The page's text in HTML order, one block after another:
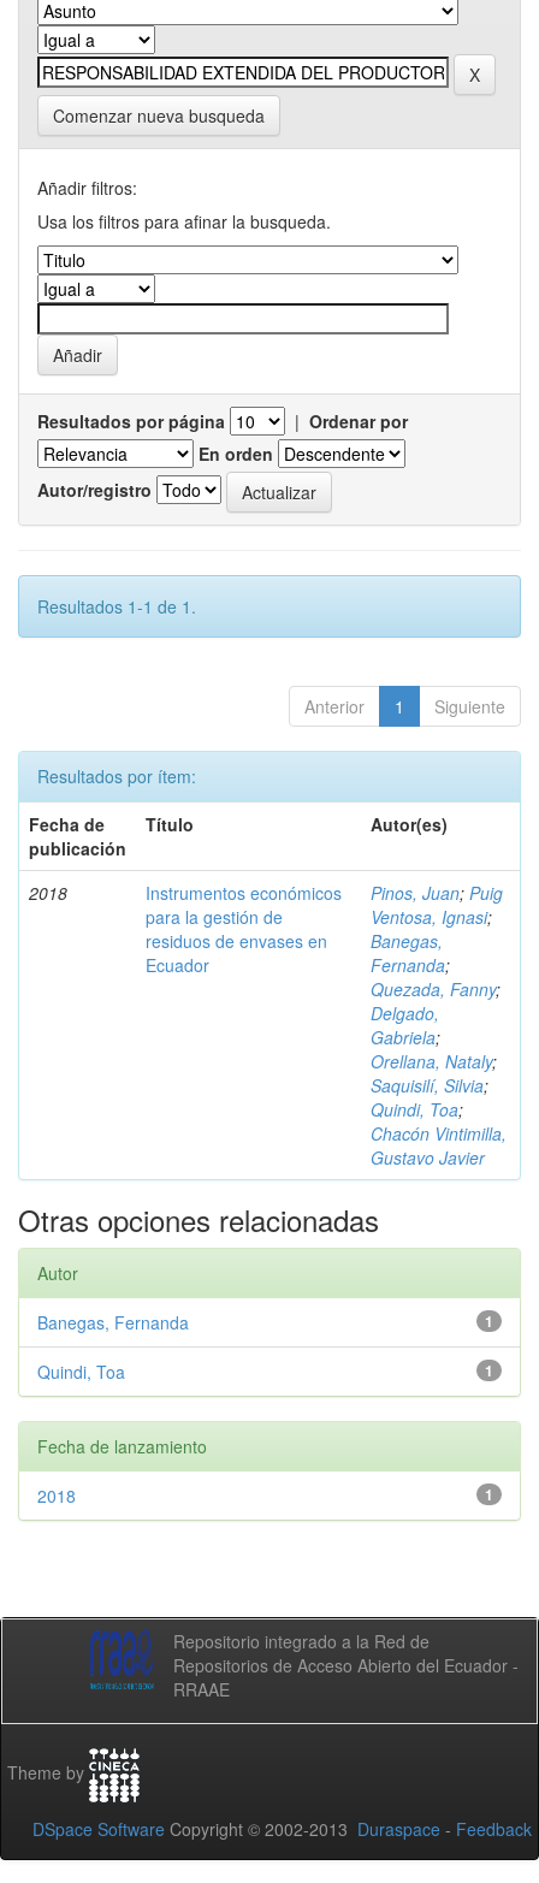
Comenzar nueva busqueda
Añadir filtros:
Usa los filtros para afinar la busqueda.
Resultados por página | Ordenar por
En orden
Autor/registro
Resultados 1-1 de 1.
Anterior 1 Siguiente
Resultados por ítem:
Fecha de
publicación
Título Autor(es)
2018
Instrumentos económicos
para la gestión de
residuos de envases en
Ecuador
Pinos, Juan; Puig
Ventosa, Ignasi;
Banegas,
Fernanda;
Quezada, Fanny;
Delgado,
Gabriela;
Orellana, Nataly;
Saquisilí, Silvia;
Quindi, Toa;
Chacón Vintimilla,
Gustavo Javier
Otras opciones relacionadas
Autor
1
Banegas, Fernanda
1
Quindi, Toa
Fecha de lanzamiento
1
2018
Repositorio integrado a la Red de
Repositorios de Acceso Abierto del Ecuador -
RRAAE
Theme by
DSpace Software Copyright © 2002-2013 Duraspace - Feedback